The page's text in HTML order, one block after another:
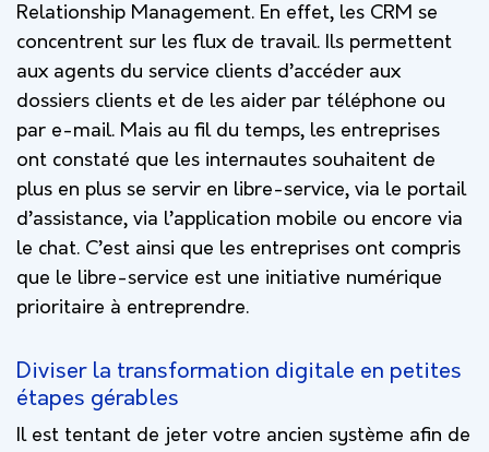
Relationship Management. En effet, les CRM se
concentrent sur les flux de travail. Ils permettent
aux agents du service clients d’accéder aux
dossiers clients et de les aider par téléphone ou
par e-mail. Mais au fil du temps, les entreprises
ont constaté que les internautes souhaitent de
plus en plus se servir en libre-service, via le portail
d’assistance, via l’application mobile ou encore via
le chat. C’est ainsi que les entreprises ont compris
que le libre-service est une initiative numérique
prioritaire à entreprendre.
Diviser la transformation digitale en petites
étapes gérables
Il est tentant de jeter votre ancien système afin de